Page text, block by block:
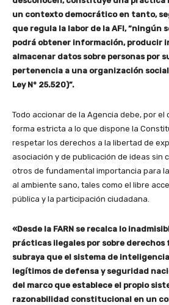
un contexto democrático en tanto,
que regula la labor de la AFI, “ningún
podrá obtener información, producir
almacenar datos sobre personas por
pertenencia a una organización
Ley N° 25.520)”.
Todo accionar de la Agencia debe, por
forma estricta a lo que dispone la
respetar los derechos a la libertad de
asociación y de publicación de ideas sin
otros de fundamental importancia para
al ambiente sano, tales como el libre
pública y la participación ciudadana.
«Desde la FARN se recalca lo
prácticas ilegales por sobre
subraya que el sistema de
legítimos de defensa y seguridad
del marco que establece el propio
razonabilidad constitucional en un